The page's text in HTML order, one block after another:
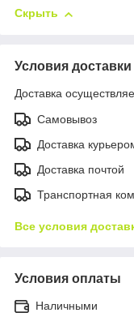
Скрыть
Условия доставки
Доставка
Самовывоз
Доставка
Доставка почтой
Транспортная
Все условия
Условия оплаты
Наличными